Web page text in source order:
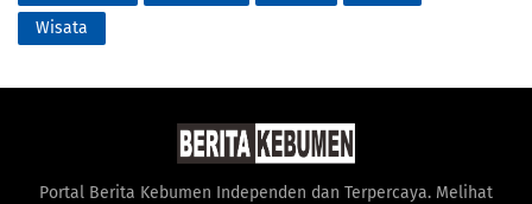
Wisata
Portal Berita Kebumen Independen dan Terpercaya. Melihat